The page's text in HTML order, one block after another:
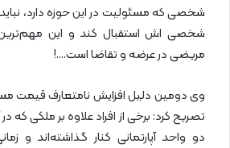
شخصی که مسئولیت در این حوزه دارد، نباید
شخصی اش استقبال کند و این
مریضی در عرضه و تقاضا است….!
وی دومین دلیل افزایش نامتعارف قیمت
تصریح کرد: برخی از افراد علاوه بر ملکی
دو واحد آپارتمانی کنار گذاشته‌اند و